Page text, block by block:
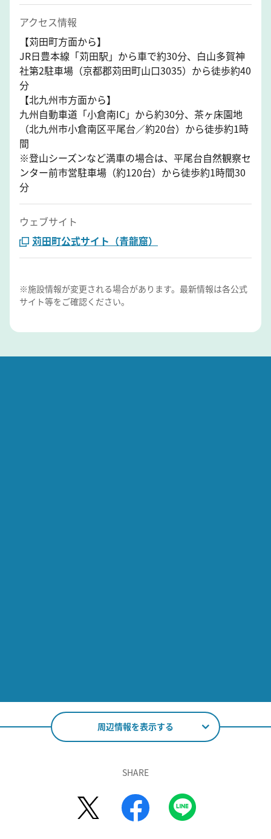
アクセス情報
【苅田町方面から】
JR日豊本線「苅田駅」から車で約30分、白山多賀神
社第2駐車場（京都郡苅田町山口3035）から徒歩約40
分
【北九州市方面から】
九州自動車道「小倉南IC」から約30分、茶ヶ床園地
（北九州市小倉南区平尾台／約20台）から徒歩約1時
間
※登山シーズンなど満車の場合は、平尾台自然観察セ
ンター前市営駐車場（約120台）から徒歩約1時間30
分
ウェブサイト
苅田町公式サイト（青龍窟）
※施設情報が変更される場合があります。最新情報は各公式
サイト等をご確認ください。
周辺情報を表示する
SHARE